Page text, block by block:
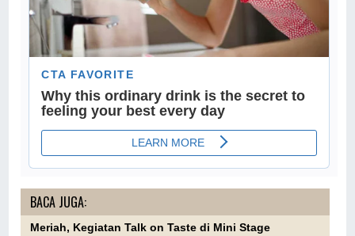
BACA JUGA:
Meriah, Kegiatan Talk on Taste di Mini Stage